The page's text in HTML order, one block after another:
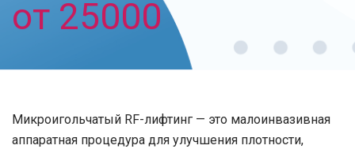
от 25000
Микроигольчатый RF-лифтинг — это малоинвазивная
аппаратная процедура для улучшения плотности,